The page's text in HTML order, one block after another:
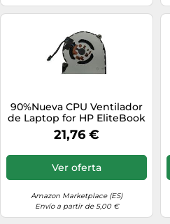
90%Nueva CPU Ventilador
de Laptop for HP EliteBook
Folio 720 820 G1 820 G2
730547-001 KSB0405HB-
21,76 €
Ver oferta
Amazon Marketplace (ES)
Envío a partir de 5,00 €